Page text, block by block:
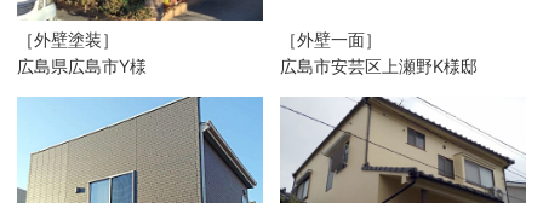
［外壁塗装］
広島県広島市Y様
［外壁一面］
広島市安芸区上瀬野K様邸